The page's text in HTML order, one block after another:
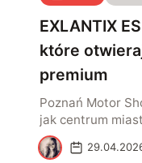
praktyce
[…]
EXLANTIX
które
premium
Poznań Motor
jak centrum
świateł, dużo
więcej
M